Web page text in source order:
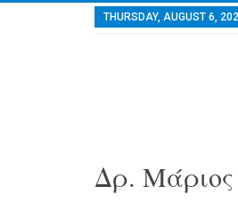
THURSDAY, AUGUST 6,
Δρ. Μάριος